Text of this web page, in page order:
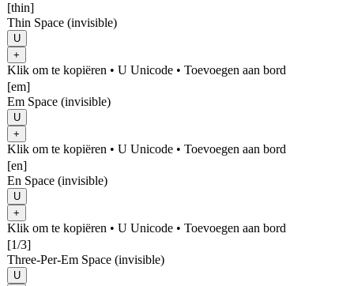
[thin]
Thin Space (invisible)
U
+
Klik om te kopiëren • U Unicode • Toevoegen aan bord
[em]
Em Space (invisible)
U
+
Klik om te kopiëren • U Unicode • Toevoegen aan bord
[en]
En Space (invisible)
U
+
Klik om te kopiëren • U Unicode • Toevoegen aan bord
[1/3]
Three-Per-Em Space (invisible)
U